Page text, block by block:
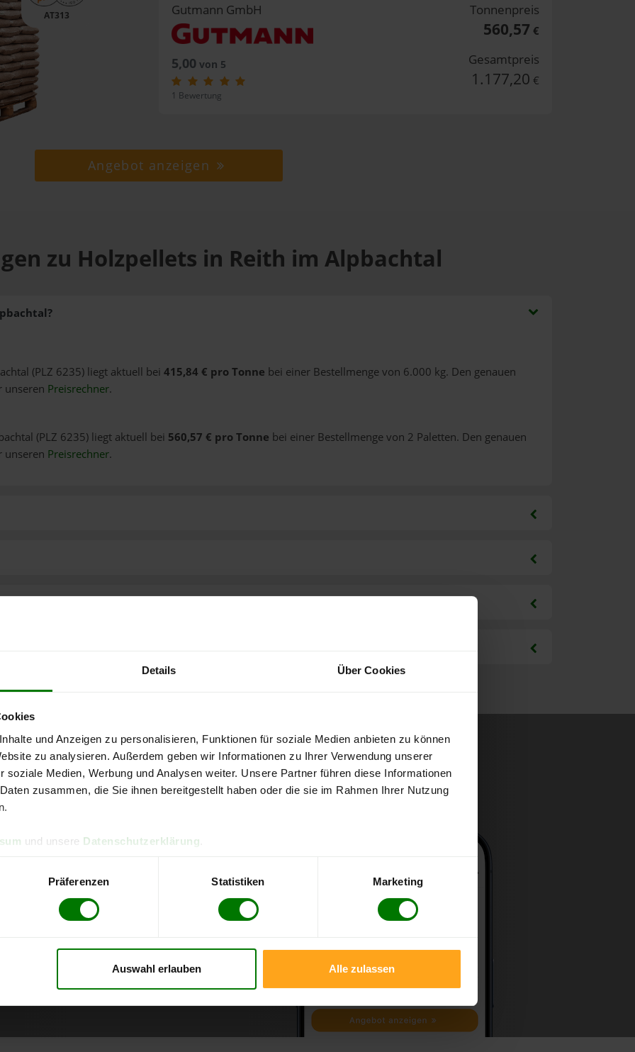
Details Über Cookies
und Anzeigen zu personalisieren, Funktionen für soziale Medien anbieten zu können
zu analysieren. Außerdem geben wir Informationen zu Ihrer Verwendung unserer
soziale Medien, Werbung und Analysen weiter. Unsere Partner führen diese Informationen
zusammen, die Sie ihnen bereitgestellt haben oder die sie im Rahmen Ihrer Nutzung
und unsere Datenschutzerklärung
Präferenzen Statistiken Marketing
Auswahl erlauben Alle zulassen
AT313 Gutmann GmbH
5,00 von 5
1 Bewertung
Tonnenpreis
560,57 €
Gesamtpreis
1.177,20 €
Angebot anzeigen
zu Holzpellets in Reith im Alpbachtal
(PLZ 6235) liegt aktuell bei 415,84 € pro Tonne bei einer Bestellmenge von 6.000 kg. Den genauen
unseren Preisrechner.
(PLZ 6235) liegt aktuell bei 560,57 € pro Tonne bei einer Bestellmenge von 2 Paletten. Den genauen
unseren Preisrechner.
kostenlose
direkt online bestellen
aktuellen Stand